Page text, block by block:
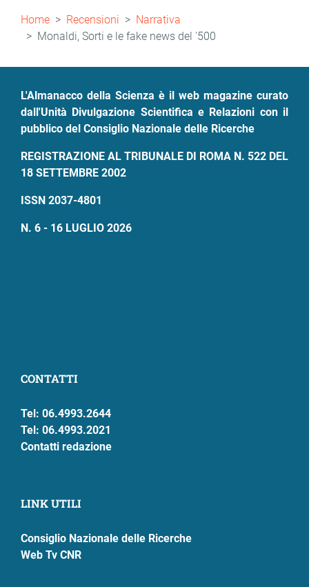
Briciole
di
pane
Home Recensioni
Narrativa
Monaldi, Sorti e le fake news del '500
L'Almanacco della Scienza è il web magazine curato
dall'Unità Divulgazione Scientifica e Relazioni con il
pubblico del Consiglio Nazionale delle Ricerche
REGISTRAZIONE AL TRIBUNALE DI ROMA N. 522 DEL
18 SETTEMBRE 2002
ISSN 2037-4801
N. 6 - 16 LUGLIO 2026
CONTATTI
Tel: 06.4993.2644
Tel: 06.4993.2021
Contatti redazione
LINK UTILI
Consiglio Nazionale delle Ricerche
Web Tv CNR